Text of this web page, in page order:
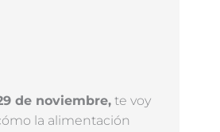
de noviembre, te voy
la alimentación